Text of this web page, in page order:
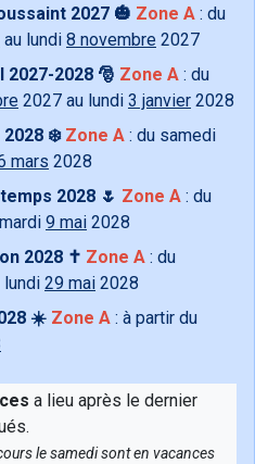
2027 🎃 Zone A : du
au lundi 8 novembre 2027
2027-2028 🎅 Zone A : du
2027 au lundi 3 janvier 2028
2028 ❄️ Zone A : du samedi
mars 2028
2028 🌷 Zone A : du
9 mai 2028
2028 ✝️ Zone A : du
lundi 29 mai 2028
☀️ Zone A : à partir du
a lieu après le dernier
le samedi sont en vacances